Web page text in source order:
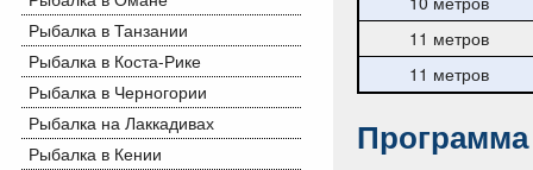
Рыбалка в Танзании
Рыбалка в Коста-Рике
Рыбалка в Черногории
Рыбалка на Лаккадивах
Рыбалка в Кении
11 метров
11 метров
Программа